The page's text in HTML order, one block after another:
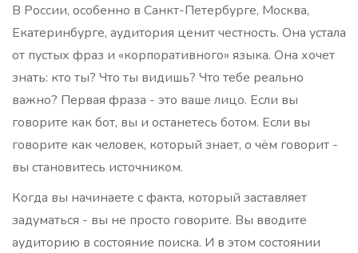
В России, особенно в Санкт-Петербурге, Москва,
Екатеринбурге, аудитория ценит честность. Она устала
от пустых фраз и «корпоративного» языка. Она хочет
знать: кто ты? Что ты видишь? Что тебе реально
важно? Первая фраза - это ваше лицо. Если вы
говорите как бот, вы и останетесь ботом. Если вы
говорите как человек, который знает, о чём говорит -
вы становитесь источником.
Когда вы начинаете с факта, который заставляет
задуматься - вы не просто говорите. Вы вводите
аудиторию в состояние поиска. И в этом состоянии